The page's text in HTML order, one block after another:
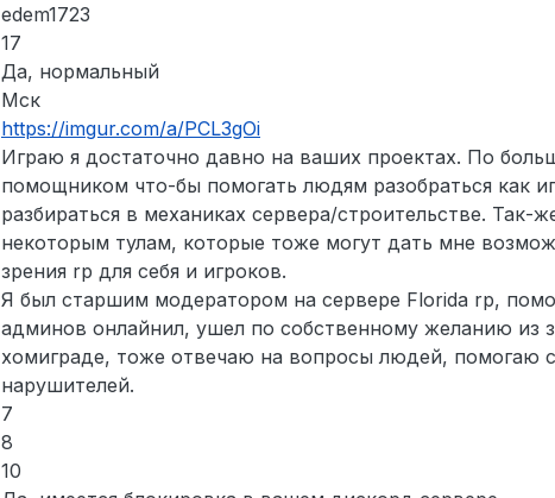
edem1723
17
Да, нормальный
Мск
https://imgur.com/a/PCL3gOi
Играю я достаточно давно на ваших проектах. По
помощником что-бы помогать людям разобраться как
разбираться в механиках сервера/строительстве.
некоторым тулам, которые тоже могут дать мне
зрения rp для себя и игроков.
Я был старшим модератором на сервере Florida rp,
админов онлайнил, ушел по собственному желанию из
хомиграде, тоже отвечаю на вопросы людей, помогаю
нарушителей.
7
8
10